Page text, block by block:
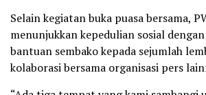
Selain kegiatan buka puasa bersama,
menunjukkan kepedulian sosial
bantuan sembako kepada sejumlah
kolaborasi bersama organisasi pers